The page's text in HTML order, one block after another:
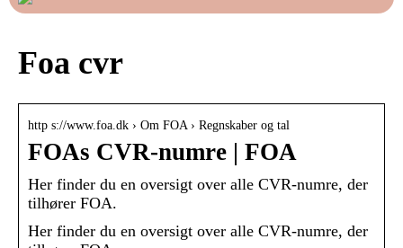
Foa cvr
http s://www.foa.dk › Om FOA › Regnskaber og tal
FOAs CVR-numre | FOA
Her finder du en oversigt over alle CVR-numre, der
tilhører FOA.
Her finder du en oversigt over alle CVR-numre, der